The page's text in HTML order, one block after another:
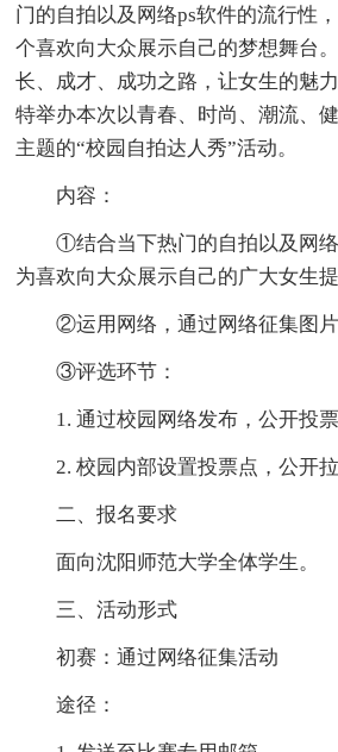
门的自拍以及网络ps软件的流行性
个喜欢向大众展示自己的梦想舞台
长、成才、成功之路，让女生的魅
特举办本次以青春、时尚、潮流、
主题的“校园自拍达人秀”活动。
内容：
①结合当下热门的自拍以及网络
为喜欢向大众展示自己的广大女生提
②运用网络，通过网络征集图
③评选环节：
1. 通过校园网络发布，公开投票
2. 校园内部设置投票点，公开
二、报名要求
面向沈阳师范大学全体学生。
三、活动形式
初赛：通过网络征集活动
途径：